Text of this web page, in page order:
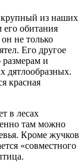
из наших
его обитания
не только
Его другое
и
дятлообразных.
красная
в лесах
там можно
Кроме жучков
«совместного